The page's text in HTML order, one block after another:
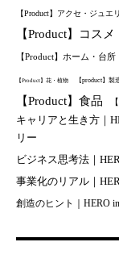
【Product】アクセ・ジュエ
【Product】コス
【Product】ホーム・台所
【Product】花・植物 【product】製
【Product】食品
キャリアと生き方｜
リー
ビジネス思考法｜
事業化のリアル｜
創造のヒント｜HERO